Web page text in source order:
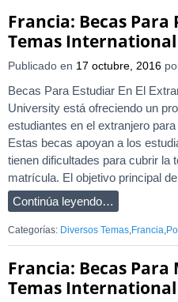
Francia: Becas Para
Temas
Publicado en 17 octubre, 2016
Becas Para Estudiar En El
University está ofreciendo un
estudiantes en el extranjero
Estas becas apoyan a los
tienen dificultades para cubrir la
matrícula. El objetivo principal
Continúa leyendo…
Categorías: Diversos Temas,Francia,
Francia: Becas
Temas